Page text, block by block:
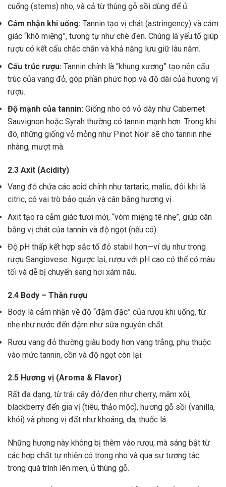
cuống (stems) nho, và cả từ thùng gỗ sồi dùng để ủ.
Cảm nhận khi uống: Tannin tạo vị chát (astringency) và cảm
giác “khô miệng”, tương tự như chè đen. Chúng là yếu tố giúp
rượu có kết cấu chắc chắn và khả năng lưu giữ lâu năm.
Cấu trúc rượu: Tannin chính là “khung xương” tạo nên cấu
trúc của vang đỏ, góp phần phức hợp và độ dài của hương vị
rượu.
Độ mạnh của tannin: Giống nho có vỏ dày như Cabernet
Sauvignon hoặc Syrah thường có tannin mạnh hơn. Trong khi
đó, những giống vỏ mỏng như Pinot Noir sẽ cho tannin nhẹ
nhàng, mượt mà.
2.3 Axit (Acidity)
Vang đỏ chứa các acid chính như tartaric, malic, đôi khi là
citric, có vai trò bảo quản và cân bằng hương vị .
Axit tạo ra cảm giác tươi mới, “vòm miệng tê nhẹ”, giúp cân
bằng vị chát của tannin và độ ngọt (nếu có).
Độ pH thấp kết hợp sắc tố đỏ stabil hơn—ví dụ như trong
rượu Sangiovese. Ngược lại, rượu với pH cao có thể có màu
tối và dễ bị chuyển sang hơi xám nâu.
2.4 Body – Thân rượu
Body là cảm nhận về độ “đậm đặc” của rượu khi uống, từ
nhẹ như nước đến đậm như sữa nguyên chất.
Rượu vang đỏ thường giàu body hơn vang trắng, phụ thuộc
vào mức tannin, cồn và độ ngọt còn lại.
2.5 Hương vị (Aroma & Flavor)
Rất đa dạng, từ trái cây đỏ/đen như cherry, mâm xôi,
blackberry đến gia vị (tiêu, thảo mộc), hương gỗ sồi (vanilla,
khói) và phong vị đất như khoáng, da, thuốc lá.
Những hương này không bị thêm vào rượu, mà sáng bật từ
các hợp chất tự nhiên có trong nho và qua sự tương tác
trong quá trình lên men, ủ thùng gỗ.